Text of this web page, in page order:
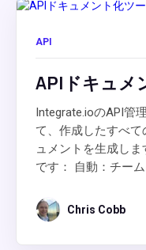
API
APIドキュメ
Integrate.ioのAPI管
て、作成したすべて
ュメントを生成し
です： 自動：チー
Chris Cobb